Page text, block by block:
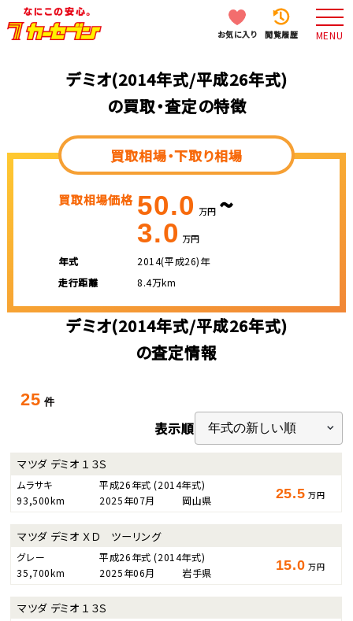
お気に入り 閲覧履歴 MENU
デミオ(2014年式/平成26年式)
の買取・査定の特徴
買取相場・下取り相場
買取相場価格 50.0 万円 ~
3.0 万円
年式
2014(平成26)年
走行距離
8.4万km
デミオ(2014年式/平成26年式)
の査定情報
25 件
表示順
マツダ デミオ １３Ｓ
ムラサキ 平成26年式(2014年式)
93,500km
2025年07月 岡山県 25.5 万円
マツダ デミオ ＸＤ ツーリング
グレー 平成26年式(2014年式)
35,700km
2025年06月 岩手県 15.0 万円
マツダ デミオ １３Ｓ